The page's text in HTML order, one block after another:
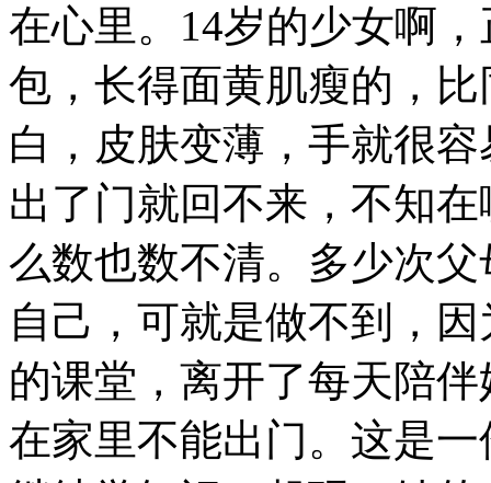
在心里。14岁的少女啊
包，长得面黄肌瘦的，
白，皮肤变薄，手就很
出了门就回不来，不知
么数也数不清。多少次
自己，可就是做不到，
的课堂，离开了每天陪
在家里不能出门。这是